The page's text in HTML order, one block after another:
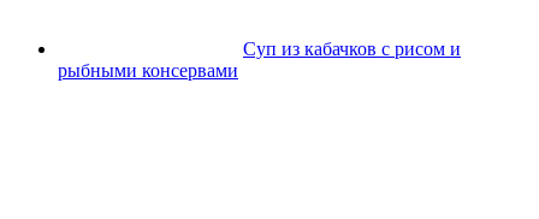
Суп из кабачков с рисом и
рыбными консервами